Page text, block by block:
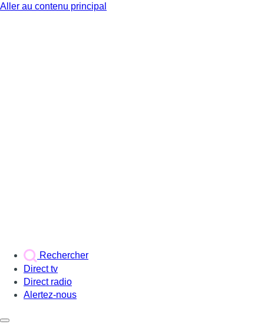
Aller au contenu principal
Rechercher
Direct tv
Direct radio
Alertez-nous